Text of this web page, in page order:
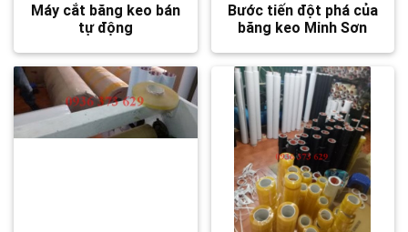
Máy cắt băng keo bán
tự động
Bước tiến đột phá của
băng keo Minh Sơn